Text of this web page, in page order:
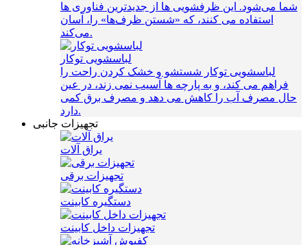
شما می‌شود. این ظرفشویی ها از جدیدترین فناوری ها
استفاده می کنند، که «شستن ظرف‌ها» را، آسان
می‌کند.
لباسشویی توکار
لباسشویی توکار شستشو و خشک کردن راحت را
فراهم می کند، و به پارچه ها آسیب نمی زند، در عین
حال مصرف آب را کاهش می دهد و مصرف برق کمی
دارد.
تجهیزات جانبی
یراق آلات
تجهیزات برقی
دستگیره کابینت
تجهیزات داخل کابینت